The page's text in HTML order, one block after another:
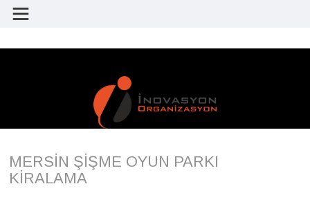
MERSİN ŞİŞME OYUN PARKI
KİRALAMA